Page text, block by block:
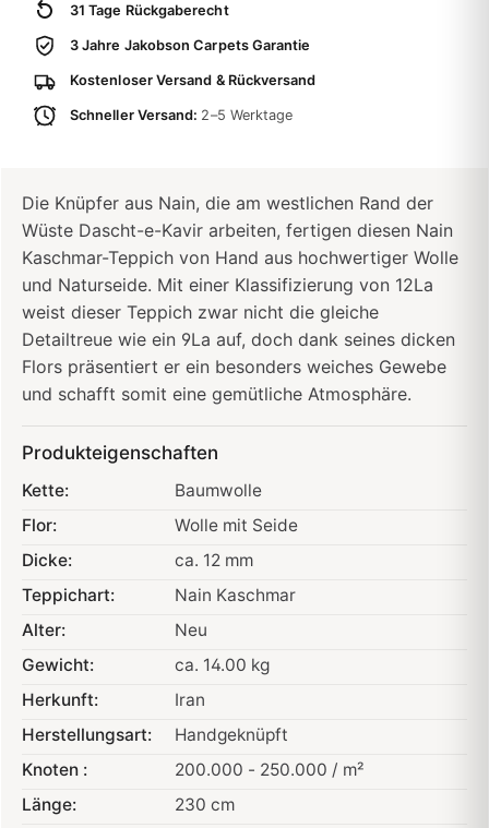
31 Tage Rückgaberecht
3 Jahre Jakobson Carpets Garantie
Kostenloser Versand & Rückversand
Schneller Versand: 2–5 Werktage
Die Knüpfer aus Nain, die am westlichen Rand der
Wüste Dascht-e-Kavir arbeiten, fertigen diesen Nain
Kaschmar-Teppich von Hand aus hochwertiger Wolle
und Naturseide. Mit einer Klassifizierung von 12La
weist dieser Teppich zwar nicht die gleiche
Detailtreue wie ein 9La auf, doch dank seines dicken
Flors präsentiert er ein besonders weiches Gewebe
und schafft somit eine gemütliche Atmosphäre.
Produkteigenschaften
Kette:
Baumwolle
Flor:
Wolle mit Seide
Dicke:
ca. 12 mm
Teppichart:
Nain Kaschmar
Alter:
Neu
Gewicht:
ca. 14.00 kg
Herkunft:
Iran
Herstellungsart:
Handgeknüpft
Knoten :
200.000 - 250.000 / m²
Länge:
230 cm